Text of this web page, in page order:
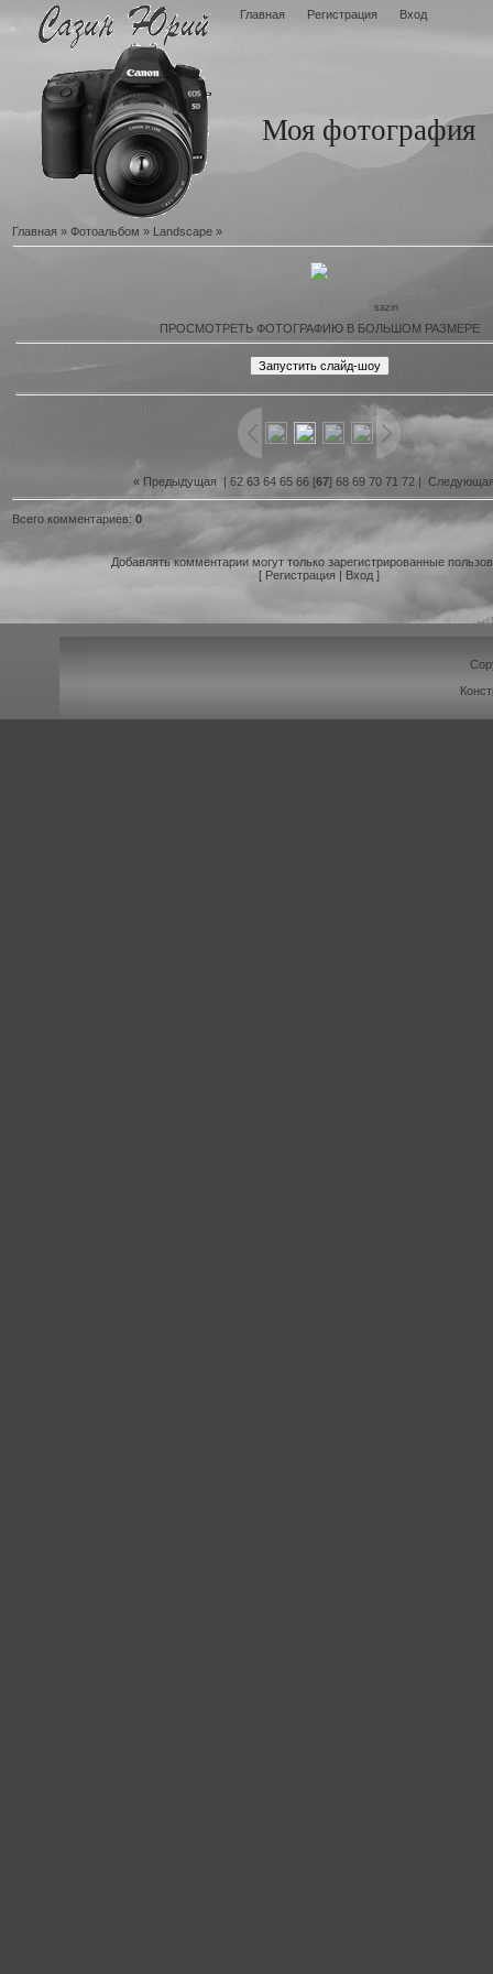
Главная Регистрация Вход
Моя фотография
Главная » Фотоальбом » Landscape »
sazin
ПРОСМОТРЕТЬ ФОТОГРАФИЮ В БОЛЬШОМ РАЗМЕРЕ
« Предыдущая | 62 63 64 65 66 [67] 68 69 70 71 72 |
Всего комментариев: 0
Добавлять комментарии могут только зарегистрированные
[ Регистрация Вход ]